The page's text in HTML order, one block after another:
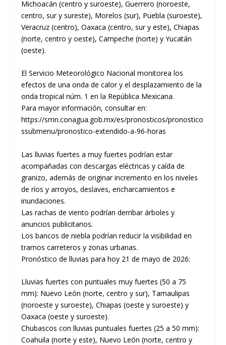
Michoacán (centro y suroeste), Guerrero (noroeste,
centro, sur y sureste), Morelos (sur), Puebla (suroeste),
Veracruz (centro), Oaxaca (centro, sur y este), Chiapas
(norte, centro y oeste), Campeche (norte) y Yucatán
(oeste).
El Servicio Meteorológico Nacional monitorea los
efectos de una onda de calor y el desplazamiento de la
onda tropical núm. 1 en la República Mexicana.
Para mayor información, consultar en:
https://smn.conagua.gob.mx/es/pronosticos/pronostico
ssubmenu/pronostico-extendido-a-96-horas
Las lluvias fuertes a muy fuertes podrían estar
acompañadas con descargas eléctricas y caída de
granizo, además de originar incremento en los niveles
de ríos y arroyos, deslaves, encharcamientos e
inundaciones.
Las rachas de viento podrían derribar árboles y
anuncios publicitarios.
Los bancos de niebla podrían reducir la visibilidad en
tramos carreteros y zonas urbanas.
Pronóstico de lluvias para hoy 21 de mayo de 2026:
Lluvias fuertes con puntuales muy fuertes (50 a 75
mm): Nuevo León (norte, centro y sur), Tamaulipas
(noroeste y suroeste), Chiapas (oeste y suroeste) y
Oaxaca (oeste y suroeste).
Chubascos con lluvias puntuales fuertes (25 a 50 mm):
Coahuila (norte y este), Nuevo León (norte, centro y